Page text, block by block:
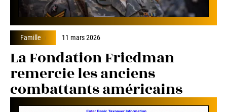
Famille 11 mars 2026
La Fondation Friedman
remercie les anciens
combattants américains